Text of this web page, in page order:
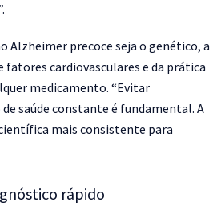
.
Alzheimer precoce seja o genético, a
cardiovasculares e da prática
medicamento. “Evitar
saúde constante é fundamental. A
mais consistente para
rápido